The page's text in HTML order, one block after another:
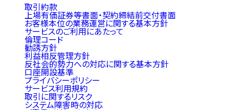
取引約款
上場有価証券等書面・契約締結前交付書面
お客様本位の業務運営に関する基本方針
サービスのご利用にあたって
倫理コード
勧誘方針
利益相反管理方針
反社会的勢力への対応に関する基本方針
口座開設基準
プライバシーポリシー
サービス利用規約
取引に関するリスク
システム障害時の対応